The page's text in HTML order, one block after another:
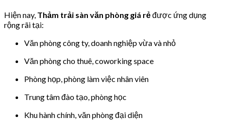
Hiện nay, Thảm trải sàn văn phòng giá rẻđược ứng dụng
rộng rãi tại:
Văn phòng công ty, doanh nghiệp vừa và nhỏ
Văn phòng cho thuê, coworking space
Phòng họp, phòng làm việc nhân viên
Trung tâm đào tạo, phòng học
Khu hành chính, văn phòng đại diện